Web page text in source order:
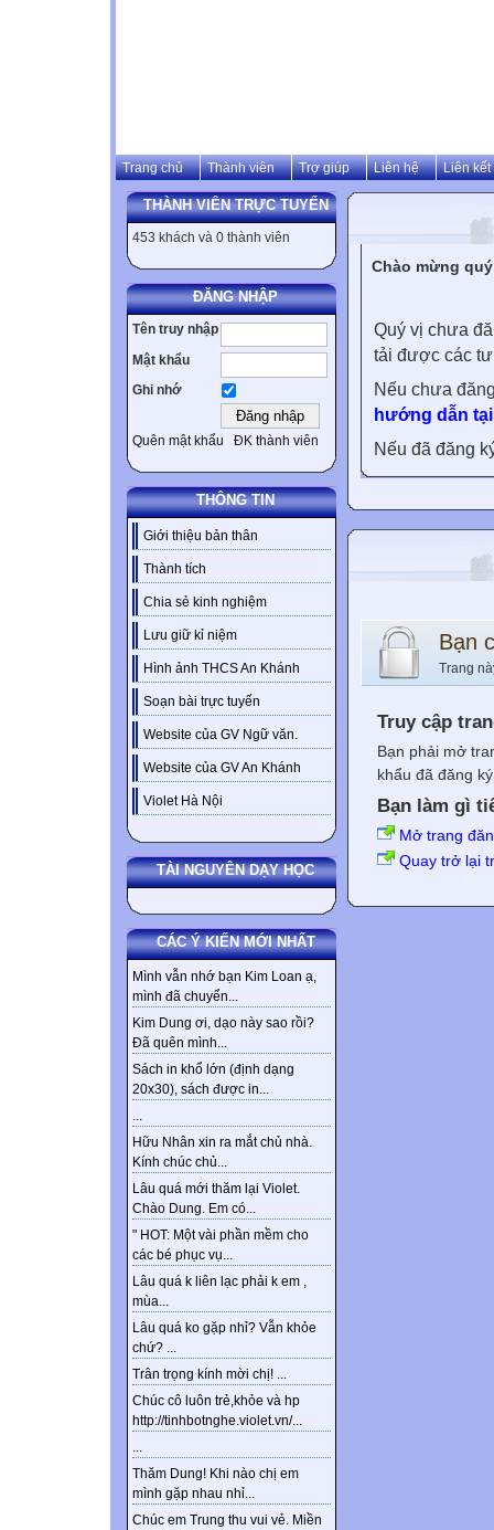
Trang chủ Thành viên Trợ giúp Liên hệ Liên kết
THÀNH VIÊN TRỰC TUYẾN
453 khách và 0 thành viên
ĐĂNG NHẬP
Tên truy nhập
Mật khẩu
Ghi nhớ
Quên mật khẩu ĐK thành viên
THÔNG TIN
Giới thiệu bản thân
Thành tích
Chia sẻ kinh nghiệm
Lưu giữ kỉ niệm
Hình ảnh THCS An Khánh
Soạn bài trực tuyến
Website của GV Ngữ văn.
Website của GV An Khánh
Violet Hà Nội
TÀI NGUYÊN DẠY HỌC
CÁC Ý KIẾN MỚI NHẤT
Mình vẫn nhớ bạn Kim Loan ạ,
mình đã chuyển...
Kim Dung ơi, dạo này sao rồi?
Đã quên mình...
Sách in khổ lớn (định dạng
20x30), sách được in...
...
Hữu Nhân xin ra mắt chủ nhà.
Kính chúc chủ...
Lâu quá mới thăm lại Violet.
Chào Dung. Em có...
" HOT: Một vài phần mềm cho
các bé phục vụ...
Lâu quá k liên lạc phải k em ,
mùa...
Lâu quá ko gặp nhỉ? Vẫn khỏe
chứ? ...
Trân trọng kính mời chị! ...
Chúc cô luôn trẻ,khỏe và hp
http://tinhbotnghe.violet.vn/...
...
Thăm Dung! Khi nào chị em
mình gặp nhau nhỉ...
Chúc em Trung thu vui vẻ. Miền
Chào mừng
Quý vị chưa
tải được các
Nếu chưa
hướng dẫn
Nếu đã đăng
Bạn
Trang
Truy cập
Bạn phải mở
khẩu đã đăng
Bạn làm gì
Mở trang
Quay trở lại